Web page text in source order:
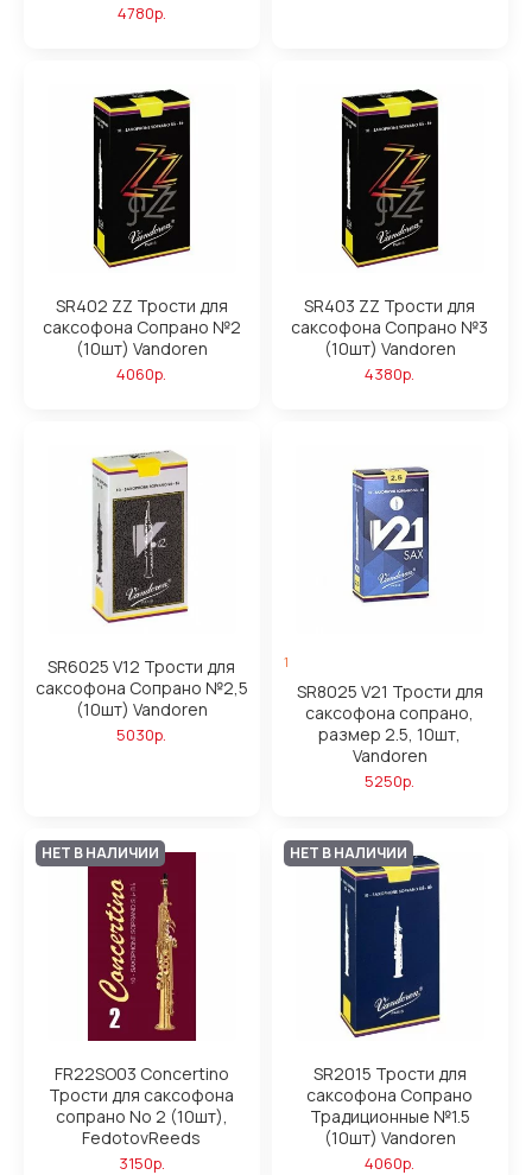
4780р.
SR402 ZZ Трости для
саксофона Сопрано №2
(10шт) Vandoren
4060р.
SR403 ZZ Трости для
саксофона Сопрано №3
(10шт) Vandoren
4380р.
SR6025 V12 Трости для
саксофона Сопрано №2,5
(10шт) Vandoren
5030р.
1
SR8025 V21 Трости для
саксофона сопрано,
размер 2.5, 10шт,
Vandoren
5250р.
НЕТ В НАЛИЧИИ
FR22SO03 Concertino
Трости для саксофона
сопрано No 2 (10шт),
FedotovReeds
3150р.
НЕТ В НАЛИЧИИ
SR2015 Трости для
саксофона Сопрано
Традиционные №1.5
(10шт) Vandoren
4060р.